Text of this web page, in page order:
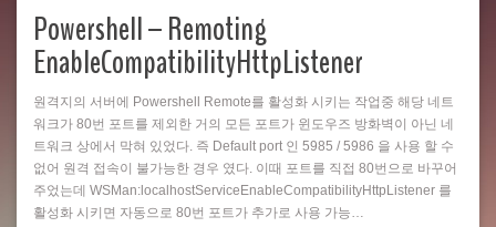
Powershell – Remoting
EnableCompatibilityHttpListener
원격지의 서버에 Powershell Remote를 활성화 시키는 작업중 해당 네트
워크가 80번 포트를 제외한 거의 모든 포트가 윈도우즈 방화벽이 아닌 네
트워크 상에서 막혀 있었다. 즉 Default port 인 5985 / 5986 을 사용 할 수
없어 원격 접속이 불가능한 경우 였다. 이때 포트를 직접 80번으로 바꾸어
주었는데 WSMan:localhostServiceEnableCompatibilityHttpListener 를
활성화 시키면 자동으로 80번 포트가 추가로 사용 가능…